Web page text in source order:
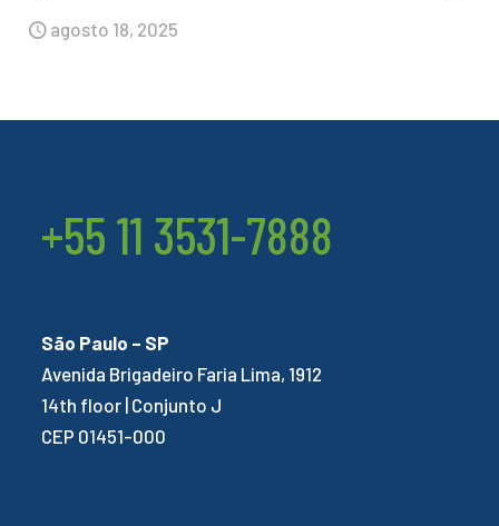
agosto 18, 2025
+55 11 3531-7888
São Paulo – SP
Avenida Brigadeiro Faria Lima, 1912
14th floor | Conjunto J
CEP 01451-000